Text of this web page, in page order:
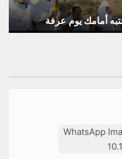
أمامك يوم عرفة